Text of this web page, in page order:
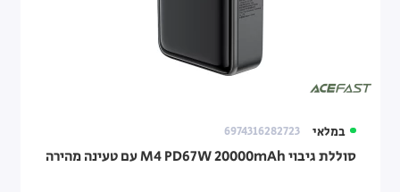
במלאי 6974316282723
סוללת גיבוי M4 PD67W 20000mAh עם טעינה מהירה